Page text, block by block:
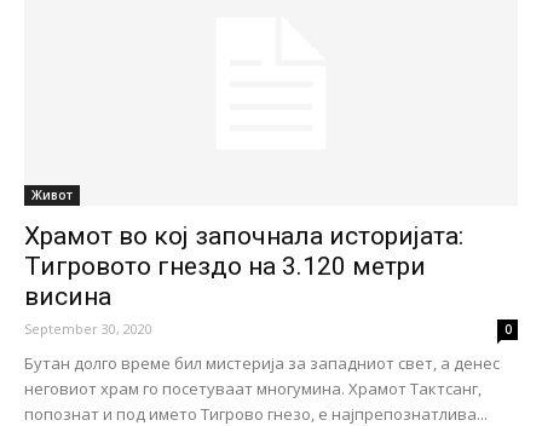
Живот
Храмот во кој започнала историјата:
Тигровото гнездо на 3.120 метри
висина
September 30, 2020 0
Бутан долго време бил мистерија за западниот свет, а денес
неговиот храм го посетуваат многумина. Храмот Тактсанг,
попознат и под името Тигрово гнезо, е најпрепознатлива...